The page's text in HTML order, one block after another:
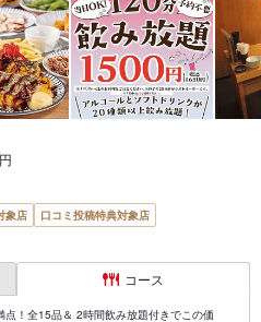
象店
口コミ投稿特典対象店
コース
！全15品＆ 2時間飲み放題付きでこの価